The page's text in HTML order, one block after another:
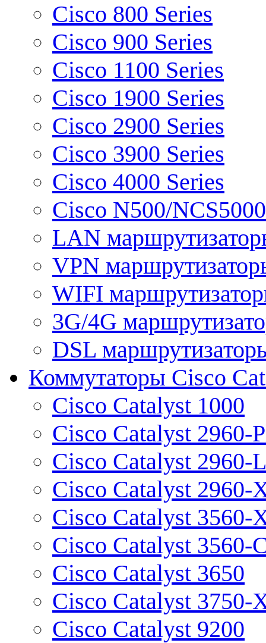
Cisco 800 Series
Cisco 900 Series
Cisco 1100 Series
Cisco 1900 Series
Cisco 2900 Series
Cisco 3900 Series
Cisco 4000 Series
Cisco N500/
LAN
VPN
WIFI
3G/4G
DSL
Коммутаторы Cisco
Cisco Catalyst 1000
Cisco Catalyst 2960-
Cisco Catalyst 2960-L
Cisco Catalyst 2960-
Cisco Catalyst 3560-
Cisco Catalyst 3560-
Cisco Catalyst 3650
Cisco Catalyst 3750-
Cisco Catalyst 9200